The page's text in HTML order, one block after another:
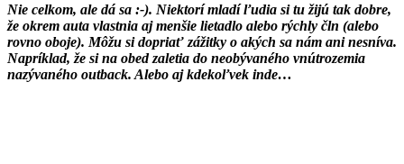
Nie celkom, ale dá sa :-). Niektorí mladí ľudia si tu žijú tak dobre,
že okrem auta vlastnia aj menšie lietadlo alebo rýchly čln (alebo
rovno oboje). Môžu si dopriať zážitky o akých sa nám ani nesníva.
Napríklad, že si na obed zaletia do neobývaného vnútrozemia
nazývaného outback. Alebo aj kdekoľvek inde…